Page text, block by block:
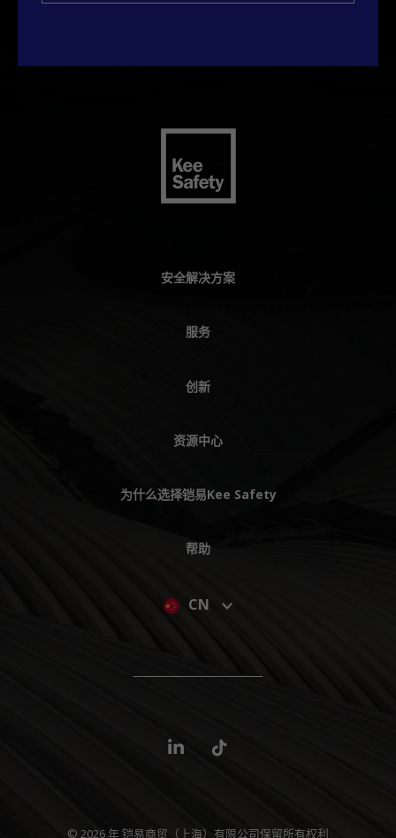
安全解决方案
服务
创新
资源中心
为什么选择铠易Kee Safety
帮助
CN
© 2026 年 铠易商贸（上海）有限公司保留所有权利